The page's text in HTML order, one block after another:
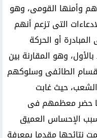
وأمنها القومى، وهو
التى تزعم أنهم
أو الحركة
وهو المقارنة بين
الطائفى وسلوكهم
حيث غابت
حضر معظمهم فى
الإحساس العميق
نتائجها مقدما بمعرفة